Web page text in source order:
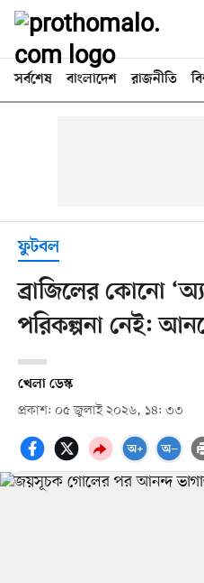
সর্বশেষ বাংলাদেশ রাজনীতি
ফুটবল
ব্রাজিলের কোনো
পরিকল্পনা নেই:
খেলা ডেস্ক
প্রকাশ: ০৫ জুলাই ২০২৬, ১৪: ৩৩